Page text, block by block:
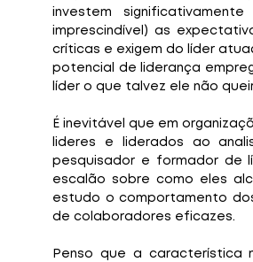
investem
imprescindível) as
críticas e exigem do líder
potencial de liderança
líder o que talvez ele não
É inevitável que em
lideres e liderados ao
pesquisador e formador de
escalão sobre como eles
estudo o comportamento
de colaboradores eficazes.
Penso que a característica